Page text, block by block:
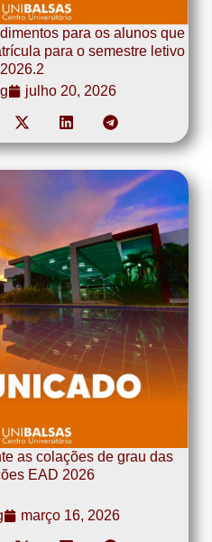
para os alunos que
para o semestre letivo
2026.2
julho 20, 2026
as colações de grau das
EAD 2026
março 16, 2026